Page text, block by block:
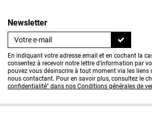
Newsletter
En indiquant votre adresse email et en cochant la
consentez à recevoir notre lettre d'information par
pouvez vous désinscrire à tout moment via les liens
nous contactant. Pour en savoir plus, consultez le
confidentialité" dans nos Conditions générales de